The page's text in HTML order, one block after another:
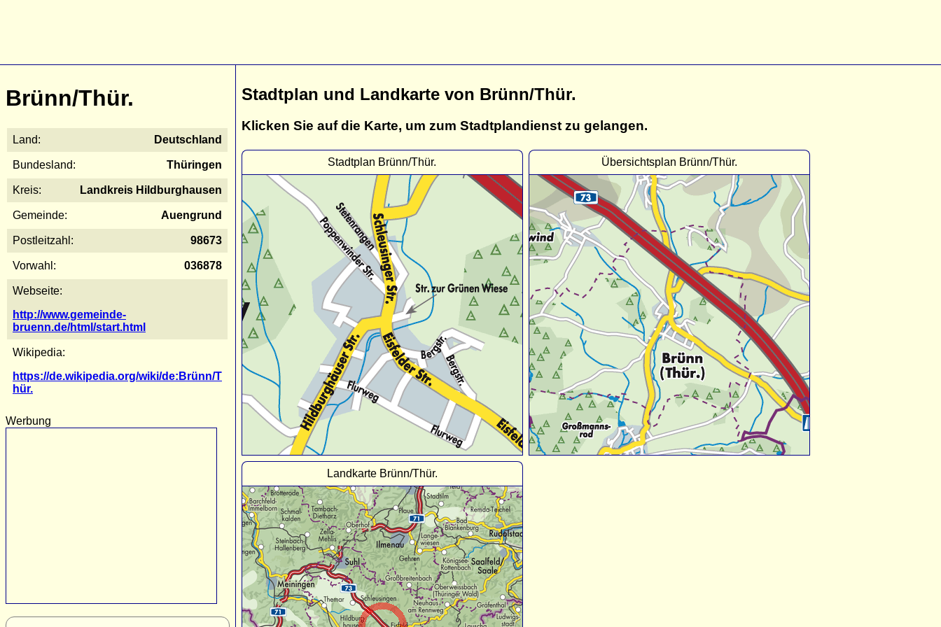
Brünn/Thür.
Land: Deutschland
Bundesland: Thüringen
Kreis: Landkreis Hildburghausen
Gemeinde: Auengrund
Postleitzahl: 98673
Vorwahl: 036878
Webseite:
http://www.gemeinde-
bruenn.de/html/start.html
Wikipedia:
https://de.wikipedia.org/wiki/de:Brünn/T
hür.
Werbung
Stadtplan und Landkarte von Brünn/Thür.
Klicken Sie auf die Karte, um zum Stadtplandienst zu gelangen.
Stadtplan Brünn/Thür. Übersichtsplan Brünn/Thür.
Landkarte Brünn/Thür.